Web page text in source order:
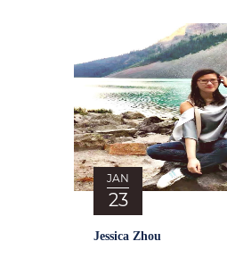
JAN
23
Jessica Zhou